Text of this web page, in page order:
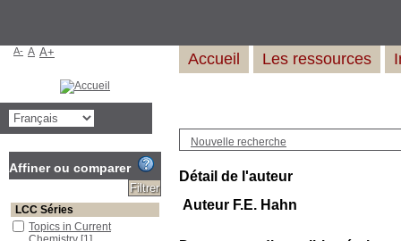
Nouvelle recherche
Détail de l'auteur
Auteur F.E. Hahn
Accueil Les ressources
A- A A+
Affiner ou comparer
LCC Séries
Topics in Current